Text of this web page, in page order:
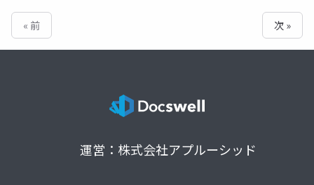
« 前 次 »
運営：株式会社アプルーシッド